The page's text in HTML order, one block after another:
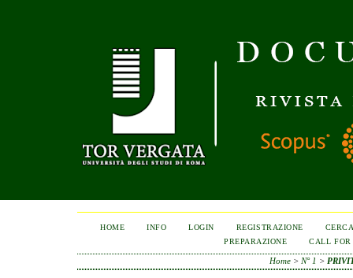
HOME INFO LOGIN REGISTRAZIONE
PREPARAZIONE
CALL FOR
Home> N° 1 >